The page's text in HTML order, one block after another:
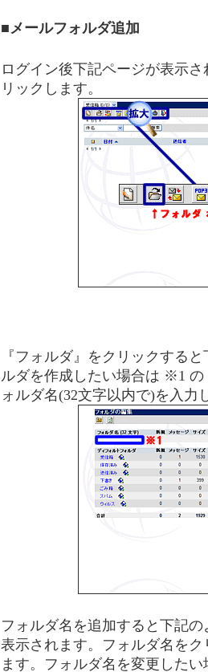
■メールフォルダ追加
ログイン後下記ページが表示
リックします。
『フォルダ』をクリックする
ルダを作成したい場合は ※1
ォルダ名(32文字以内で)を入力
フォルダ名を追加すると下記
表示されます。フォルダ名を
ます。フォルダ名を変更した